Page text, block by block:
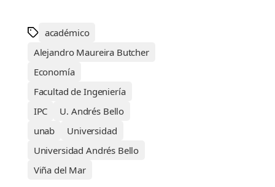
académico
Alejandro Maureira Butcher
Economía
Facultad de Ingeniería
IPC
U. Andrés Bello
unab
Universidad
Universidad Andrés Bello
Viña del Mar